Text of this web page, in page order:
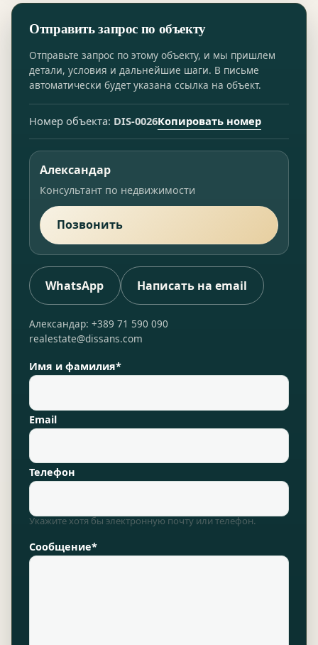
Отправить запрос по объекту
Отправьте запрос по этому объекту, и мы пришлем
детали, условия и дальнейшие шаги. В письме
автоматически будет указана ссылка на объект.
Номер объекта: DIS-0026Копировать номер
Александар
Консультант по недвижимости
Позвонить
WhatsApp Написать на email
Александар: +389 71 590 090
realestate@dissans.com
Имя и фамилия*
Email
Телефон
Укажите хотя бы электронную почту или телефон.
Сообщение*